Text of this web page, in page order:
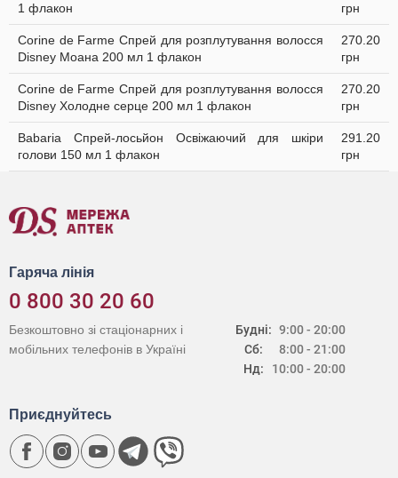
1 флакон
грн
Corine de Farme Спрей для розплутування волосся
Disney Моана 200 мл 1 флакон
270.20
грн
Corine de Farme Спрей для розплутування волосся
Disney Холодне серце 200 мл 1 флакон
270.20
грн
Babaria Спрей-лосьйон Освіжаючий для шкіри
голови 150 мл 1 флакон
291.20
грн
Гаряча лінія
0 800 30 20 60
Будні:
Сб:
Нд:
9:00 - 20:00
8:00 - 21:00
10:00 - 20:00
Безкоштовно зі стаціонарних і
мобільних телефонів в Україні
Приєднуйтесь